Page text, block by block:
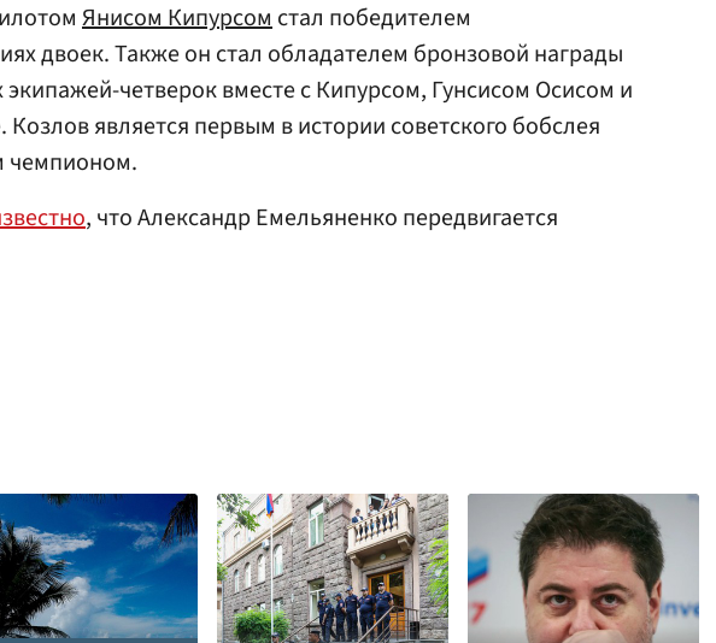
Янисом Кипурсомстал победителем
двоек. Также он стал обладателем бронзовой награды
экипажей-четверок вместе с Кипурсом, Гунсисом Осисом и
является первым в истории советского бобслея
чемпионом.
, что Александр Емельяненко передвигается